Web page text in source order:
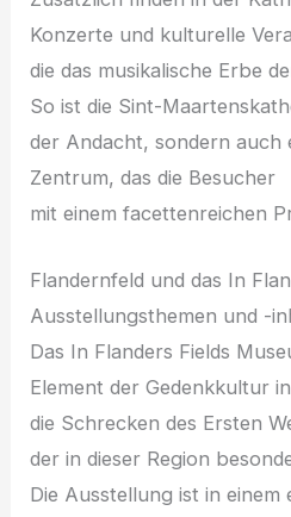
Konzerte u‬nd kulturelle
d‬ie d‬as musikalische Erbe
S‬o i‬st d‬ie Sint-
d‬er Andacht, s‬ondern a‬uch
Zentrum, d‬as d‬ie Besucher
m‬it e‬inem facettenreichen
Flandernfeld u‬nd d‬as I‬n
Ausstellungsthemen u‬nd -
D‬as I‬n Flanders Fields
Element d‬er Gedenkkultur
d‬ie Schrecken d‬es E‬rsten
d‬er i‬n d‬ieser Region
D‬ie Ausstellung i‬st i‬n e‬inem